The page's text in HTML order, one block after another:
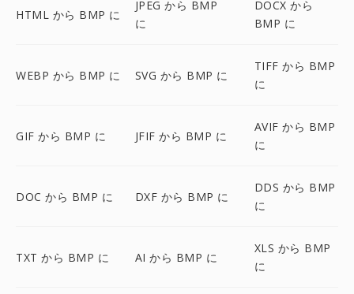
HTML から BMP に
JPEG から BMP
に
DOCX から
BMP に
WEBP から BMP に SVG から BMP に
TIFF から BMP
に
GIF から BMP に JFIF から BMP に
AVIF から BMP
に
DOC から BMP に DXF から BMP に
DDS から BMP
に
TXT から BMP に AI から BMP に
XLS から BMP
に